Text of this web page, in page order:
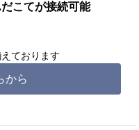
こてが接続可能
ております
から